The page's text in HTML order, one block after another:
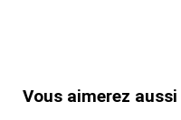
Vous aimerez aussi